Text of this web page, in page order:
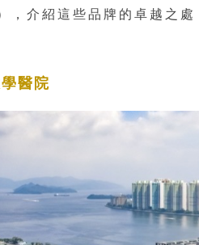
，介紹這些品牌的卓越之
醫院